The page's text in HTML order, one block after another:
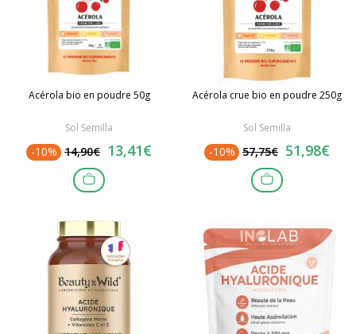
Acérola bio en poudre 50g
Sol Semilla
-10% 14,90€ 13,41€
Acérola crue bio en poudre 250g
Sol Semilla
-10% 57,75€ 51,98€